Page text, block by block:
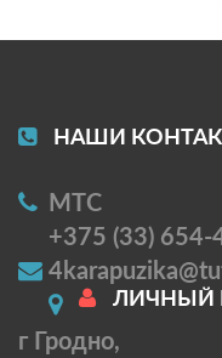
НАШИ
МТС
+375 (33) 654-
г Гродно,
ЛИЧНЫЙ